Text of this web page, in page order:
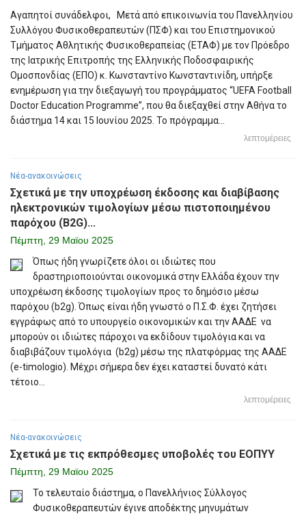
Αγαπητοί συνάδελφοι, Μετά από επικοινωνία του Πανελληνίου
Συλλόγου Φυσικοθεραπευτών (ΠΣΦ) και του Επιστημονικού
Τμήματος Αθλητικής Φυσικοθεραπείας (ΕΤΑΦ) με τον Πρόεδρο
της Ιατρικής Επιτροπής της Ελληνικής Ποδοσφαιρικής
Ομοσπονδίας (ΕΠΟ) κ. Κωνσταντίνο Κωνσταντινίδη, υπήρξε
ενημέρωση για την διεξαγωγή του προγράμματος “UEFA Football
Doctor Education Programme”, που θα διεξαχθεί στην Αθήνα το
διάστημα 14 και 15 Ιουνίου 2025. Το πρόγραμμα...
λεπτομέρειες
Νέα-ανακοινώσεις
Σχετικά με την υποχρέωση έκδοσης και διαβίβασης
ηλεκτρονικών τιμολογίων μέσω πιστοποιημένου
παρόχου (B2G)...
Πέμπτη, 29 Μαϊου 2025
Όπως ήδη γνωρίζετε όλοι οι ιδιώτες που
δραστηριοποιούνται οικονομικά στην Ελλάδα έχουν την
υποχρέωση έκδοσης τιμολογίων προς το δημόσιο μέσω
παρόχου (b2g). Όπως είναι ήδη γνωστό ο Π.Σ.Φ. έχει ζητήσει
εγγράφως από το υπουργείο οικονομικών και την ΑΑΔΕ να
μπορούν οι ιδιώτες πάροχοι να εκδίδουν τιμολόγια και να
διαβιβάζουν τιμολόγια (b2g) μέσω της πλατφόρμας της ΑΑΔΕ
(e-timologio). Μέχρι σήμερα δεν έχει καταστεί δυνατό κάτι
τέτοιο...
λεπτομέρειες
Νέα-ανακοινώσεις
Σχετικά με τις εκπρόθεσμες υποβολές του ΕΟΠΥΥ
Πέμπτη, 29 Μαϊου 2025
Το τελευταίο διάστημα, ο Πανελλήνιος Σύλλογος
Φυσικοθεραπευτών έγινε αποδέκτης μηνυμάτων